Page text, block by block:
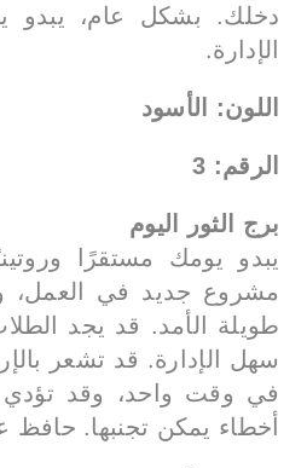
دخلك. بشكل عام، يبدو
الإدارة.
اللون: الأسود
الرقم: 3
برج الثور اليوم
يبدو يومك مستقرًا
مشروع جديد في العمل،
طويلة الأمد. قد يجد
سهل الإدارة. قد تشعر
في وقت واحد، وقد تؤدي
أخطاء يمكن تجنبها. حافظ